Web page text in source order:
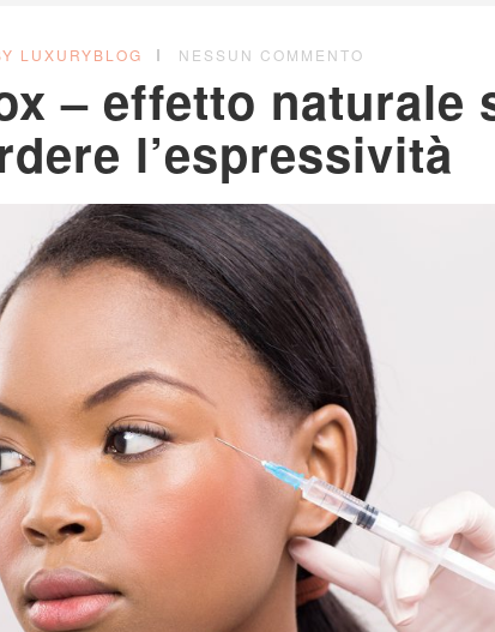
LUXURYBLOG NESSUN COMMENTO
– effetto naturale
l’espressività